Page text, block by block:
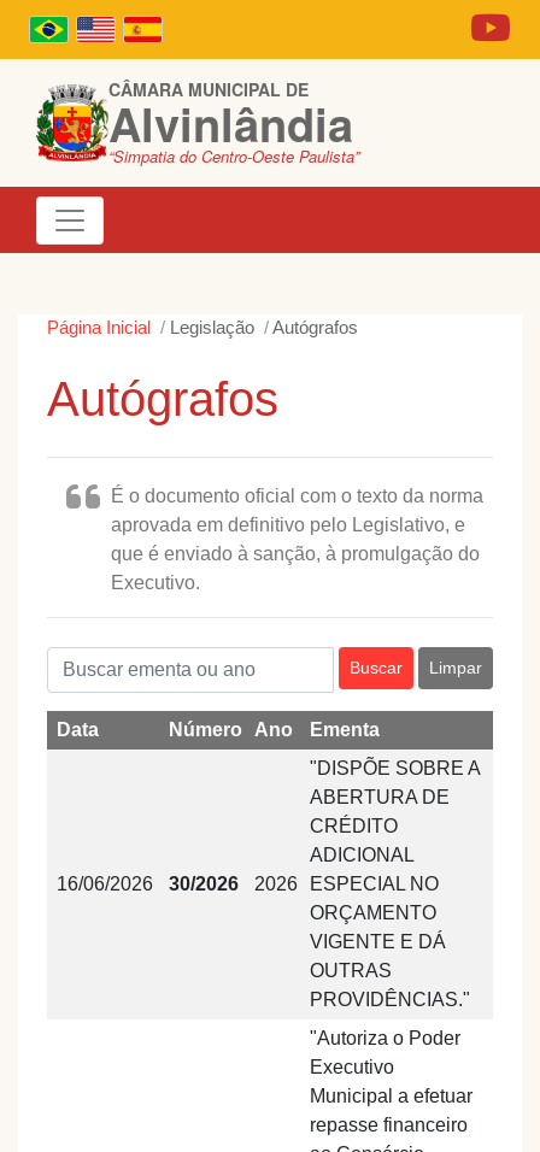
CÂMARA MUNICIPAL DE
Alvinlândia
“Simpatia do Centro-Oeste Paulista”
Página Inicial Legislação Autógrafos
Autógrafos
É o documento oficial com o texto da norma
aprovada em definitivo pelo Legislativo, e
que é enviado à sanção, à promulgação do
Executivo.
Buscar Limpar
Data Número Ano Ementa
16/06/2026 30/2026 2026
"DISPÕE SOBRE A
ABERTURA DE
CRÉDITO
ADICIONAL
ESPECIAL NO
ORÇAMENTO
VIGENTE E DÁ
OUTRAS
PROVIDÊNCIAS."
"Autoriza o Poder
Executivo
Municipal a efetuar
repasse financeiro